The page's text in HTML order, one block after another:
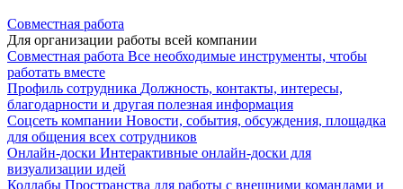
Совместная работа
Для организации работы всей компании
Совместная работа Все необходимые инструменты, чтобы
работать вместе
Профиль сотрудника Должность, контакты, интересы,
благодарности и другая полезная информация
Соцсеть компании Новости, события, обсуждения, площадка
для общения всех сотрудников
Онлайн-доски Интерактивные онлайн-доски для
визуализации идей
Коллабы Пространства для работы с внешними командами и